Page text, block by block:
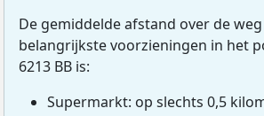
De gemiddelde afstand over de
belangrijkste voorzieningen in het
6213 BB is:
Supermarkt: op slechts 0,5